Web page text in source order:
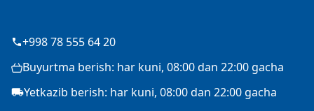
+998 78 555 64 20
Buyurtma berish: har kuni, 08:00 dan 22:00 gacha
Yetkazib berish: har kuni, 08:00 dan 22:00 gacha